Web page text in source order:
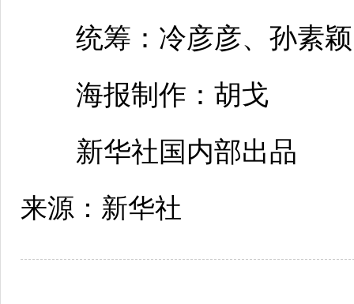
统筹：冷彦彦、孙素颖
海报制作：胡戈
新华社国内部出品
来源：新华社